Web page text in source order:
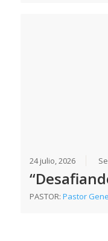
24 julio, 2026
PASTOR:Pastor